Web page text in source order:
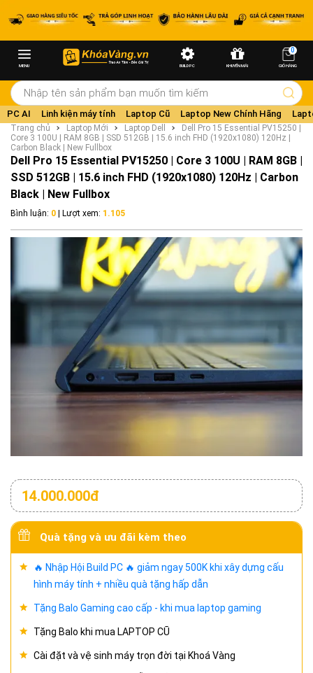
MENU BUILD PC KHUYẾN MÃI
0
GIỎ HÀNG
PC AI Linh kiện máy tính Laptop Cũ Laptop New Chính Hãng
Trang chủ Laptop Mới Laptop Dell
Dell Pro 15 Essential PV15250 |
Core 3 100U | RAM 8GB | SSD 512GB | 15.6 inch FHD (1920x1080) 120Hz |
Carbon Black | New Fullbox
Dell Pro 15 Essential PV15250 | Core 3 100U | RAM 8GB |
SSD 512GB | 15.6 inch FHD (1920x1080) 120Hz | Carbon
Black | New Fullbox
Bình luận: 0 | Lượt xem: 1.105
14.000.000đ
Quà tặng và ưu đãi kèm theo
🔥 Nhập Hội Build PC 🔥 giảm ngay 500K khi xây dựng cấu
hình máy tính + nhiều quà tặng hấp dẫn
Tặng Balo Gaming cao cấp - khi mua laptop gaming
Tặng Balo khi mua LAPTOP CŨ
Cài đặt và vệ sinh máy trọn đời tại Khoá Vàng